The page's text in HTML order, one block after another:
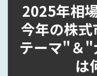
2025年相
今年の株
テーマ"＆"
は